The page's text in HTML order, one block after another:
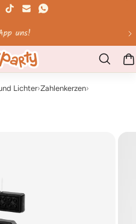
Bis
Lichter›Zahlenkerzen›